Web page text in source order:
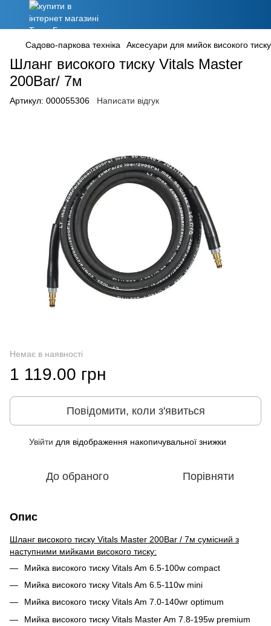
Садово-паркова техніка Аксесуари для мийок високого тиску
Шланг високого тиску Vitals Master
200Bar/ 7м
Артикул: 000055306 Написати відгук
Немає в наявності
1 119.00 грн
Повідомити, коли з'явиться
Увійти для відображення накопичувальної знижки
До обраного Порівняти
Опис
Шланг високого тиску Vitals Master 200Bar / 7м сумісний з
наступними мийками високого тиску:
Мийка високого тиску Vitals Am 6.5-100w compact
Мийка високого тиску Vitals Am 6.5-110w mini
Мийка високого тиску Vitals Am 7.0-140wr optimum
Мийка високого тиску Vitals Master Am 7.8-195w premium